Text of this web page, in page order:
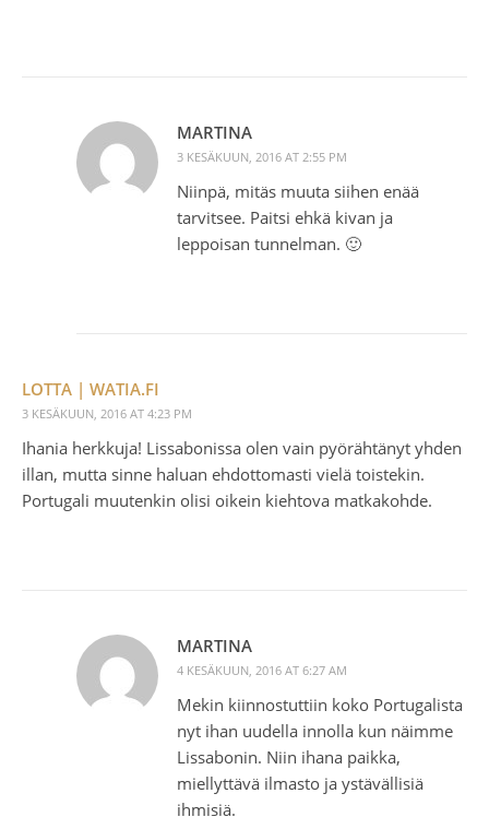
MARTINA
3 KESÄKUUN, 2016 AT 2:55 PM
Niinpä, mitäs muuta siihen enää
tarvitsee. Paitsi ehkä kivan ja
leppoisan tunnelman. 🙂
LOTTA | WATIA.FI
3 KESÄKUUN, 2016 AT 4:23 PM
Ihania herkkuja! Lissabonissa olen vain pyörähtänyt yhden
illan, mutta sinne haluan ehdottomasti vielä toistekin.
Portugali muutenkin olisi oikein kiehtova matkakohde.
MARTINA
4 KESÄKUUN, 2016 AT 6:27 AM
Mekin kiinnostuttiin koko Portugalista
nyt ihan uudella innolla kun näimme
Lissabonin. Niin ihana paikka,
miellyttävä ilmasto ja ystävällisiä
ihmisiä.